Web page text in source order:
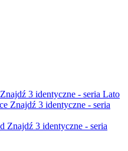
Znajdź 3 identyczne - seria Lato
Znajdź 3 identyczne - seria
Znajdź 3 identyczne - seria